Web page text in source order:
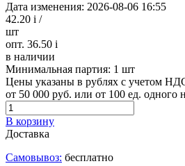
Дата изменения: 2026-08-06 16:55
42.20 i /
шт
опт. 36.50 i
в наличии
Минимальная партия: 1 шт
Цены указаны в рублях с учетом
от 50 000 руб. или от 100 ед. одного
В корзину
Доставка
Самовывоз: бесплатно